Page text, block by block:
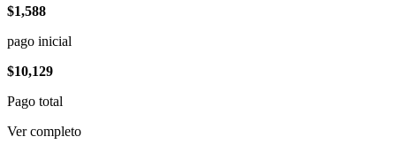
$1,588
pago inicial
$10,129
Pago total
Ver completo